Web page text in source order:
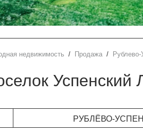
недвижимость Продажа
Успенский
РУБЛЁВО-